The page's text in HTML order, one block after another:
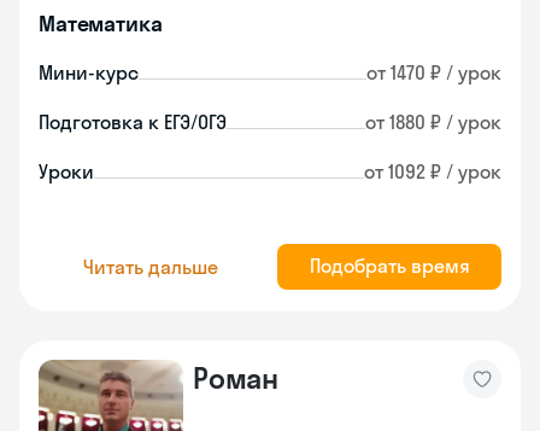
Математика
Мини-курс от 1470 ₽ / урок
Подготовка к ЕГЭ/ОГЭ от 1880 ₽ / урок
Уроки от 1092 ₽ / урок
Читать дальше Подобрать время
Роман